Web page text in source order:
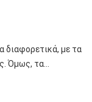
διαφορετικά, με τα
Όμως, τα…